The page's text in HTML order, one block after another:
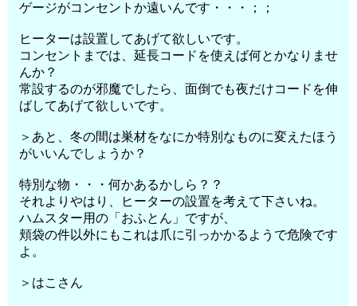
ゲージがコンセントか遠いんです・・・；；
ヒーターは設置してあげて欲しいです。
コンセントまでは、延長コードを使えば何とかなりませ
んか？
常設するのが邪魔でしたら、面倒でも夜だけコードを伸
ばしてあげて欲しいです。
＞あと、冬の間は巣材をなにか特別なものに変えたほう
がいいんでしょうか？
特別な物・・・何かあるかしら？？
それよりやはり、ヒーターの設置を考えて下さいね。
ハムスター用の「おふとん」ですが、
頬袋の件以外にもこれは爪に引っかかるようで危険です
よ。
＞はこさん